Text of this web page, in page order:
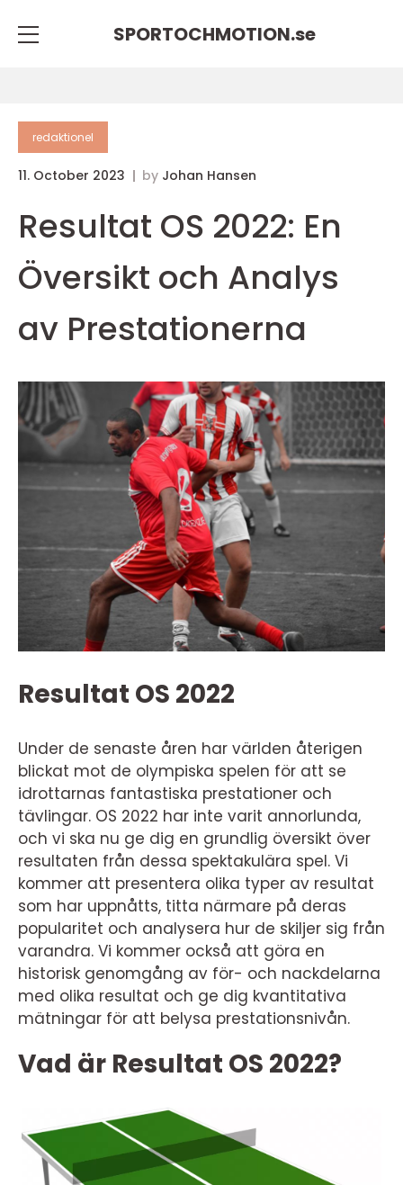
SPORTOCHMOTION.se
redaktionel
11. October 2023 by Johan Hansen
Resultat OS 2022: En
Översikt och Analys
av Prestationerna
Resultat OS 2022
Under de senaste åren har världen återigen
blickat mot de olympiska spelen för att se
idrottarnas fantastiska prestationer och
tävlingar. OS 2022 har inte varit annorlunda,
och vi ska nu ge dig en grundlig översikt över
resultaten från dessa spektakulära spel. Vi
kommer att presentera olika typer av resultat
som har uppnåtts, titta närmare på deras
popularitet och analysera hur de skiljer sig från
varandra. Vi kommer också att göra en
historisk genomgång av för- och nackdelarna
med olika resultat och ge dig kvantitativa
mätningar för att belysa prestationsnivån.
Vad är Resultat OS 2022?